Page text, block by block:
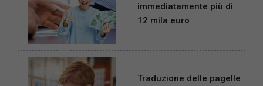
immediatamente più di
12 mila euro
Traduzione delle pagelle